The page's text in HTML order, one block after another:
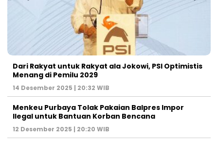
Dari Rakyat untuk Rakyat ala Jokowi, PSI Optimistis
Menang di Pemilu 2029
14 Desember 2025 | 20:32 WIB
Menkeu Purbaya Tolak Pakaian Balpres Impor
Ilegal untuk Bantuan Korban Bencana
12 Desember 2025 | 20:20 WIB